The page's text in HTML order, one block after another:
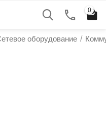
0
оборудование /